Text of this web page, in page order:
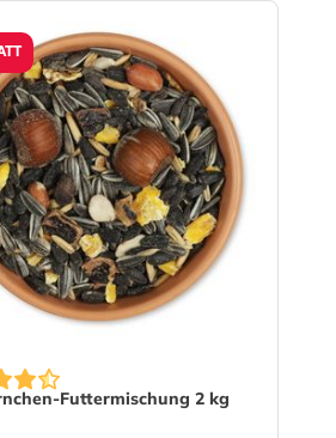
Futtermischung 2 kg